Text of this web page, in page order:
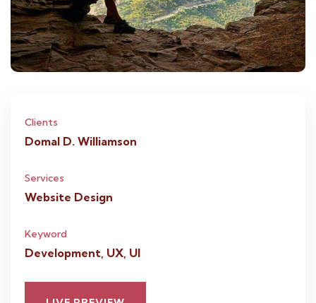
Clients
Domal D. Williamson
Services
Website Design
Keyword
Development, UX, UI